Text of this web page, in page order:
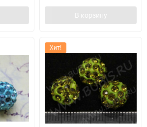
В корзину
Хит!